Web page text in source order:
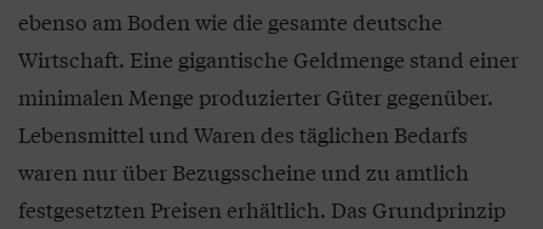
ebenso am Boden wie die gesamte deutsche
Wirtschaft. Eine gigantische Geldmenge stand einer
minimalen Menge produzierter Güter gegenüber.
Lebensmittel und Waren des täglichen Bedarfs
waren nur über Bezugsscheine und zu amtlich
festgesetzten Preisen erhältlich. Das Grundprinzip